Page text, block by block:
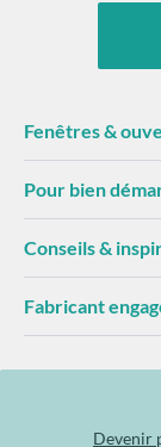
Fenêtres &
Pour bien
Conseils &
Fabricant
Devenir